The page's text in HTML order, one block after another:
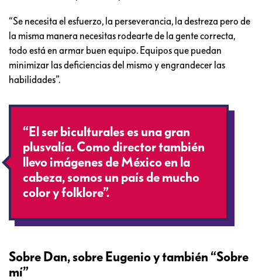
“Se necesita el esfuerzo, la perseverancia, la destreza pero de
la misma manera necesitas rodearte de la gente correcta,
todo está en armar buen equipo. Equipos que puedan
minimizar las deficiencias del mismo y engrandecer las
habilidades”.
“El ser biculturales es una gran
plusvalía. Como director también
llevo imágenes de México en la
cabeza, somos un país de mucho
color y folklore”.
Sobre Dan, sobre Eugenio y también “Sobre
mí”